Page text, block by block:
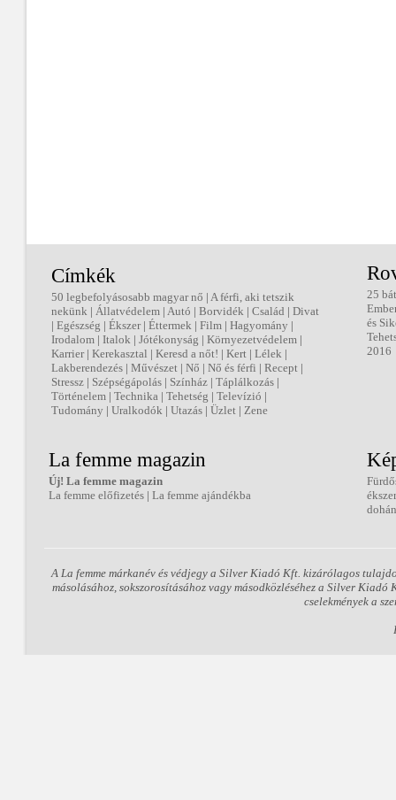
Címkék
50 legbefolyásosabb magyar nő | A férfi, aki tetszik
nekünk | Állatvédelem | Autó | Borvidék | Család | Divat
| Egészség | Ékszer| Éttermek | Film | Hagyomány |
Irodalom | Italok | Jótékonyság | Környezetvédelem |
Karrier| Kerekasztal | Keresd a nőt! | Kert | Lélek |
Lakberendezés | Művészet | Nő | Nő és férfi | Recept |
Stressz | Szépségápolás | Színház | Táplálkozás |
Történelem | Technika | Tehetség | Televízió |
Tudomány | Uralkodók | Utazás | Üzlet | Zene
25
és
2016
La femme magazin
Új! La femme magazin
La femme előfizetés | La femme ajándékba
A La femme márkanév és védjegy a Silver Kiadó Kft. kizárólagos
másolásához, sokszorosításához vagy másodközléséhez a Silver
cselekmények a